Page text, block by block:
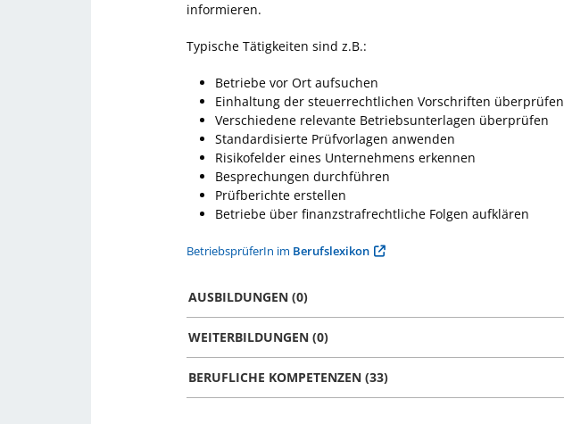
informieren.
Typische Tätigkeiten sind z.B.:
Betriebe vor Ort aufsuchen
Einhaltung der steuerrechtlichen Vorschriften überprüfen
Verschiedene relevante Betriebsunterlagen überprüfen
Standardisierte Prüfvorlagen anwenden
Risikofelder eines Unternehmens erkennen
Besprechungen durchführen
Prüfberichte erstellen
Betriebe über finanzstrafrechtliche Folgen aufklären
BetriebsprüferIn im Berufslexikon
AUSBILDUNGEN (0)
WEITERBILDUNGEN (0)
BERUFLICHE KOMPETENZEN (33)